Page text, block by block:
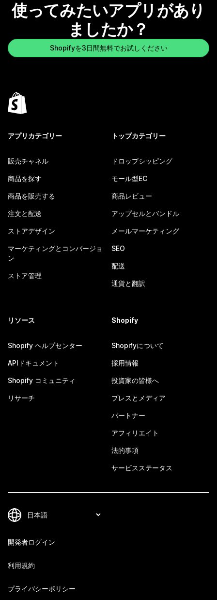
使ってみたいアプリがあり
ましたか？
Shopifyを3日間無料でお試しください
アプリカテゴリー
販売チャネル
商品を探す
商品を販売する
注文と配送
ストアデザイン
マーケティングとコンバージョ
ン
ストア管理
トップカテゴリー
ドロップシッピング
モール型EC
商品レビュー
アップセルとバンドル
メールマーケティング
SEO
配送
通貨と翻訳
リソース
Shopify ヘルプセンター
APIドキュメント
Shopify コミュニティ
リサーチ
Shopify
Shopifyについて
採用情報
投資家の皆様へ
プレスとメディア
パートナー
アフィリエイト
法的事項
サービスステータス
開発者ログイン
利用規約
プライバシーポリシー